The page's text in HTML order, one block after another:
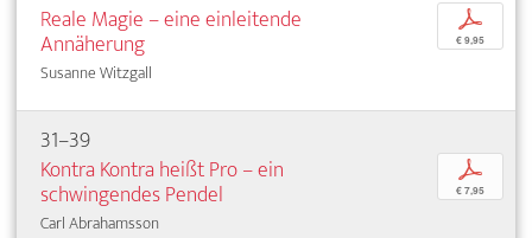
Reale Magie – eine einleitende
Annäherung
Susanne Witzgall
p
€ 9,95
31–39
Kontra Kontra heißt Pro – ein
schwingendes Pendel
Carl Abrahamsson
p
€ 7,95